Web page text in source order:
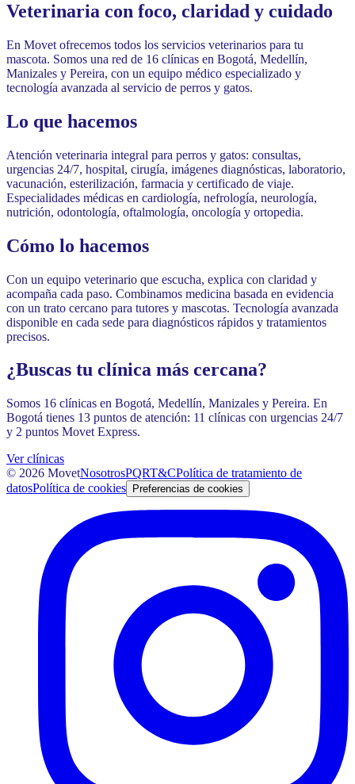
Veterinaria con foco, claridad y cuidado
En Movet ofrecemos todos los servicios veterinarios para tu
mascota. Somos una red de 16 clínicas en Bogotá, Medellín,
Manizales y Pereira, con un equipo médico especializado y
tecnología avanzada al servicio de perros y gatos.
Lo que hacemos
Atención veterinaria integral para perros y gatos: consultas,
urgencias 24/7, hospital, cirugía, imágenes diagnósticas, laboratorio,
vacunación, esterilización, farmacia y certificado de viaje.
Especialidades médicas en cardiología, nefrología, neurología,
nutrición, odontología, oftalmología, oncología y ortopedia.
Cómo lo hacemos
Con un equipo veterinario que escucha, explica con claridad y
acompaña cada paso. Combinamos medicina basada en evidencia
con un trato cercano para tutores y mascotas. Tecnología avanzada
disponible en cada sede para diagnósticos rápidos y tratamientos
precisos.
¿Buscas tu clínica más cercana?
Somos 16 clínicas en Bogotá, Medellín, Manizales y Pereira. En
Bogotá tienes 13 puntos de atención: 11 clínicas con urgencias 24/7
y 2 puntos Movet Express.
Ver clínicas
© 2026 MovetNosotrosPQRT&CPolítica de tratamiento de
datosPolítica de cookies Preferencias de cookies